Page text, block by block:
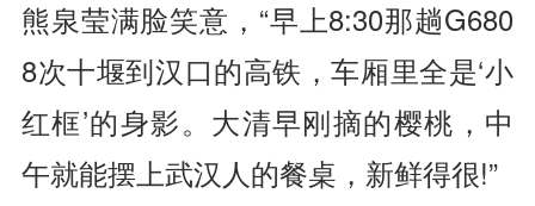
熊泉莹满脸笑意，“早上8:30那趟G680
8次十堰到汉口的高铁，车厢里全是‘小
红框’的身影。大清早刚摘的樱桃，中
午就能摆上武汉人的餐桌，新鲜得很!”